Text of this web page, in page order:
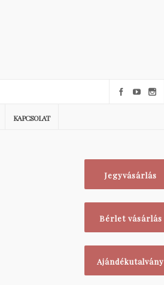
KAPCSOLAT
Jegyvásárlás
Bérlet vásárlás
Ajándékutalvány